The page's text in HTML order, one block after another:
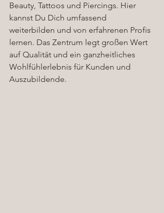
Beauty, Tattoos und Piercings. Hier
kannst Du Dich umfassend
weiterbilden und von erfahrenen Profis
lernen. Das Zentrum legt großen Wert
auf Qualität und ein ganzheitliches
Wohlfühlerlebnis für Kunden und
Auszubildende.